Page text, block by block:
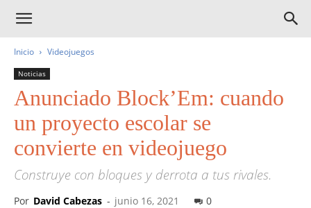
Inicio Videojuegos
Noticias
Anunciado Block’Em: cuando
un proyecto escolar se
convierte en videojuego
Construye con bloques y derrota a tus rivales.
Por David Cabezas - junio 16, 2021 0